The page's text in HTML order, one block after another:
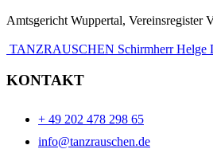
Amtsgericht Wuppertal, Vereinsregister
TANZRAUSCHEN Schirmherr Helge
KONTAKT
+ 49 202 478 298 65
info@tanzrauschen.de